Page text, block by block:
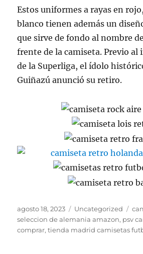
Estos uniformes a rayas en
blanco tienen además un
que sirve de fondo al nombre
frente de la camiseta. Previo al
de la Superliga, el ídolo
Guiñazú anunció su retiro.
Publicado
el
agosto 18, 2023 Categorías
Uncategorized
seleccion de alemania amazon, psv
comprar,tienda madrid camisetas